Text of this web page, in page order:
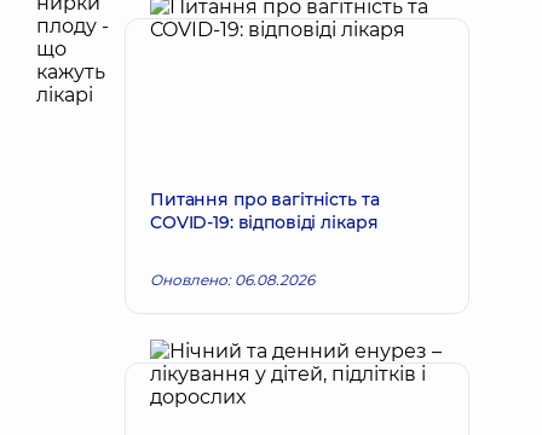
Питання про вагітність та
COVID-19: відповіді лікаря
Оновлено: 06.08.2026